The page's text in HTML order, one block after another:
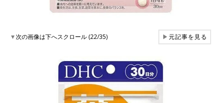
▼次の画像は下へスクロール (22/35) ▶元記事を見る